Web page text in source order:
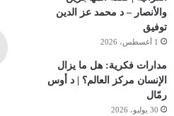
والأنصار – د محمد عز الدين
توفيق
1 أغسطس، 2026
مدارات فكرية: هل ما يزال
الإنسان مركز العالم؟ | د أوس
رمّال
30 يوليو، 2026